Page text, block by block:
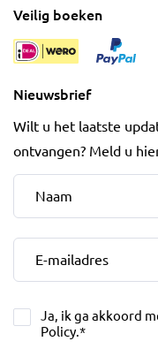
Veilig boeken
Nieuwsbrief
Wilt u het laatste
ontvangen? Meld u
Naam*
E-mailadres*
Ja, ik ga akkoord
Policy.*